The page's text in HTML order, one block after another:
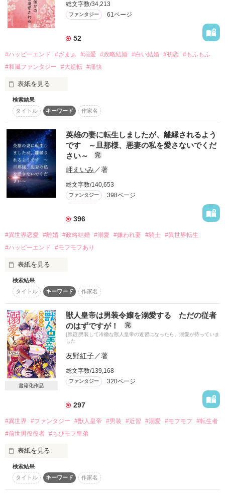
見知らぬ土地で嵐の夜に出会ったのは
美しく獰猛な獣だった。
冷酷な獣と噂される孤高の陛下
×
悪役令嬢として追放された純真な娘
エスター＝ランジェット
＊＊
「お前のような子兎を始末するのは容易い」
「私は薬師なんです。下心なんてありません」
ある理由から婚約者を演じるよう命じられ
純真な心に触れるうちに、
徐々に甘い恋情が芽生えはじめ……？
「貴様らはエスターのなにを知っている？少し甘噛みしたくら
いで赤くなるような初心な女が、男をたぶらかせるはずないだ
ろう」
ヒトを捨てたはずの彼の言葉は
味方のいなかった彼女を優しく包んでいく。
「手を伸ばしたら、傷つけてしまうのではないかと怖くなる。
それでも、狂おしいほどに、お前に触れたくてたまらない」
悪役のレッテルを貼られたふたりの
もどかしくも純粋な恋愛劇、開幕……！
「一国の王であるお方が、なぜこのような森の奥深くにある古
城に住んでおられるのですか？」
冷酷陛下の抱える秘密をまだ知らない。
総文字数/34,213
ファンタジー 61ページ
52
#ハッピーエンド #ざまぁ #溺愛 #政略結婚 #白い結婚 #初恋 #もふもふ
#和風ファンタジー
#大逆転 #痛快
表紙を見る
──鬼と人間が共存する世界。
瘴気を癒すことのできる浄化師の名門、一之宮家の一人娘であ
る真白はその力に恵まれなかった。
そんな真白は、國の占者の選定により鬼狩り師の頂点に君臨す
る神堂家の嫡男、神堂千隼と政略結婚することになる。
『無能モノ』だと実家では疎まれ、嫁いだ神堂家でも能力の無
さを蔑まれて過ごす日々。
初夜もなく、婚儀の翌日すぐに帝都から鬼狩りの命を受けて旅
縁を突きつける。
しかしその日を境に千隼は真白のある力に気づいて──。
蔑まれ『無能モノ』と呼ばれた花嫁が必要とされ、唯一無二の
※フリー素材です。
※執筆期間2026.3.20〜3.23
作品を読む
検索結果
タイトル
キーワード 作家名
英雄の妻に転生しましたが、離縁されるよう
です ～旦那様、悪妻の私を愛さないでくだ
さい～
完
岬えいみ ／著
総文字数/140,653
ファンタジー 398ページ
396
#異世界恋愛 #離婚 #政略結婚 #溺愛 #嫌われ妻 #騎士 #異世界転生
#ハッピーエンド
#モフモフあり
表紙を見る
鬱病で借金癖のある父を抱えた私・香澄は、トリプルワークで
生活を支える苦労人。
自分を哀れむことなく必死に生きてきたけれど、いまだ沼から
抜け出せず、
気づけば男性からハズレ扱いされる独身アラフォーになってい
た。
どんなにがんばっても、光は見えない。
そんな現実に気がついて、ふと弱気になった雪の夜。
死にかけていた野良の子猫を助けようとした私は交通事故に遭
い、
あっけない幕切れを迎えた――はずだった。
哀れな意識は、宇宙めいた「無」の空間を漂いながら、不思議
な声を聞く。
「ねぇ知ってた？　猫は十の命を持ち、十の世界で生きている
んだニャ。
そのうちのひとつ、君にあげるニャ」
夢から覚めると、そこは異世界。
西洋ファンタジーを実写化したような煌びやかな部屋に立って
検索結果
タイトル
キーワード 作家名
書籍化作品
獣人皇帝は男装令嬢を溺愛する ただの従者
のはずですが！
完
[原題]男装して冷徹な獣人皇帝の近習になったら、溺愛が待っていま
した
友野紅子／著
総文字数/139,168
ファンタジー 320ページ
297
#異世界 #ファンタジー #獣人皇帝 #男装 #近習 #溺愛 #モフモフ
#転生者
#前世男役役者 #ちびモフ皇弟
表紙を見る
ヴィヴィアン・モンターギュ(♀)　－　大のモフモフ好きで、
日本人だった記憶を持つ転生者。男装して獣人皇帝陛下の近習
検索結果
タイトル
キーワード 作家名